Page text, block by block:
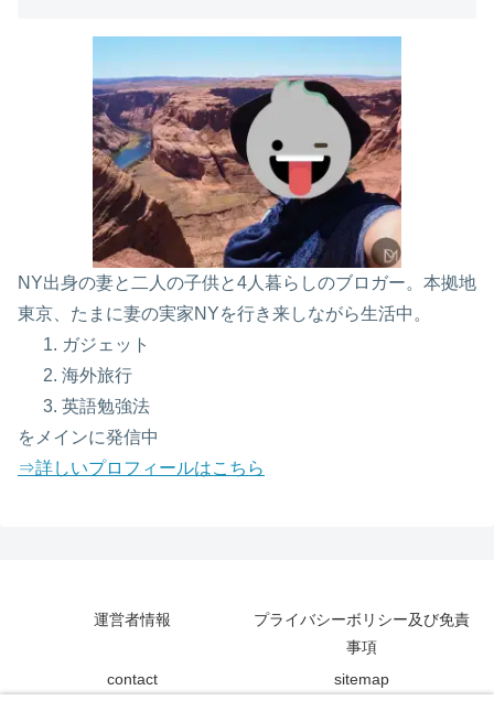
NY出身の妻と二人の子供と4人暮らしのブロガー。本拠地
東京、たまに妻の実家NYを行き来しながら生活中。
ガジェット
海外旅行
英語勉強法
をメインに発信中
⇒詳しいプロフィールはこちら
運営者情報
プライバシーボリシー及び免責
事項
contact
sitemap